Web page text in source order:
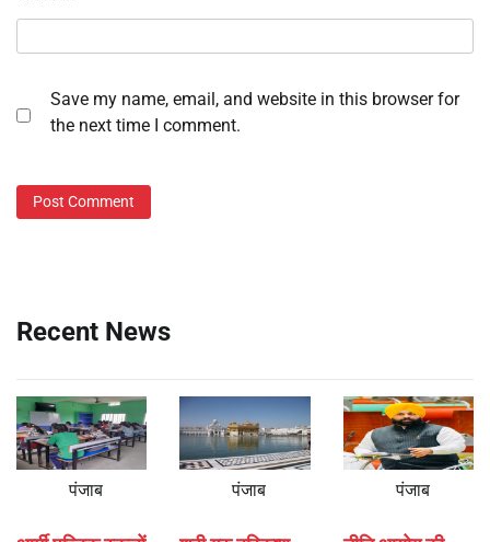
Save my name, email, and website in this browser for
the next time I comment.
Recent News
पंजाब पंजाब पंजाब